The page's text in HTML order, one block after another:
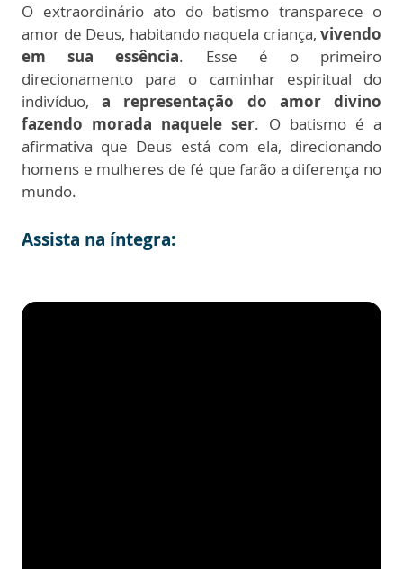
O extraordinário ato do batismo transparece o
amor de Deus, habitando naquela criança, vivendo
em sua essência. Esse é o primeiro
direcionamento para o caminhar espiritual do
indivíduo,a representação do amor divino
fazendo morada naquele ser. O batismo é a
afirmativa que Deus está com ela, direcionando
homens e mulheres de fé que farão a diferença no
mundo.
Assista na íntegra: